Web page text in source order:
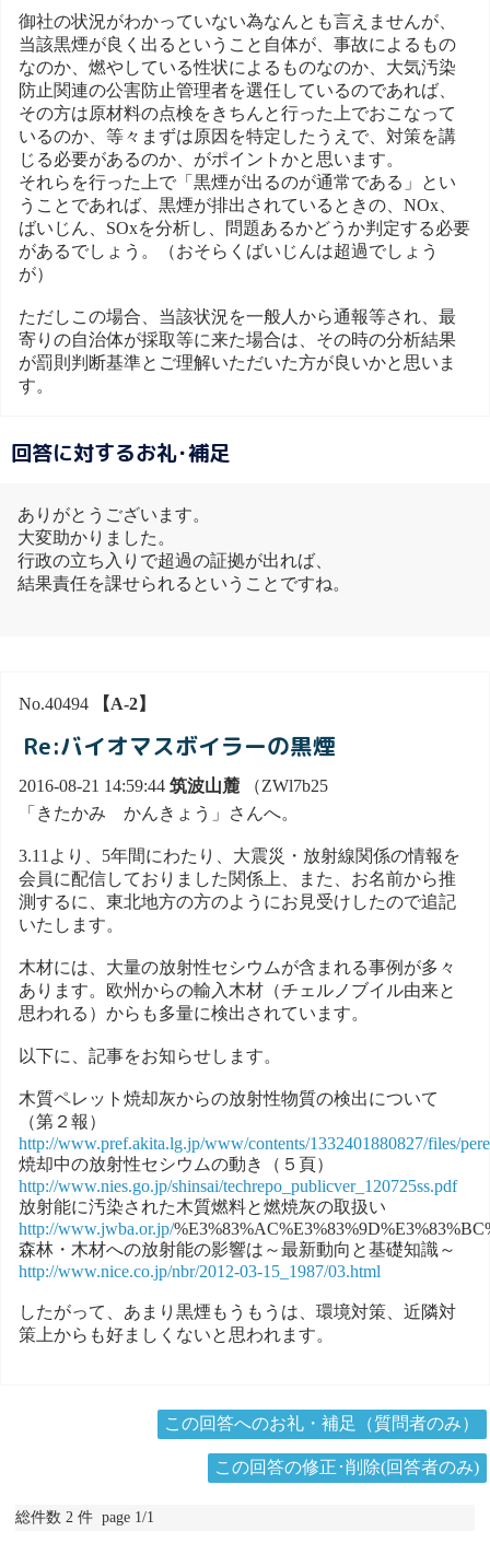
御社の状況がわかっていない為なんとも言えませんが、
当該黒煙が良く出るということ自体が、事故によるもの
なのか、燃やしている性状によるものなのか、大気汚染
防止関連の公害防止管理者を選任しているのであれば、
その方は原材料の点検をきちんと行った上でおこなって
いるのか、等々まずは原因を特定したうえで、対策を講
じる必要があるのか、がポイントかと思います。
それらを行った上で「黒煙が出るのが通常である」とい
うことであれば、黒煙が排出されているときの、NOx、
ばいじん、SOxを分析し、問題あるかどうか判定する必要
があるでしょう。（おそらくばいじんは超過でしょう
が）
ただしこの場合、当該状況を一般人から通報等され、最
寄りの自治体が採取等に来た場合は、その時の分析結果
が罰則判断基準とご理解いただいた方が良いかと思いま
す。
回答に対するお礼･補足
ありがとうございます。
大変助かりました。
行政の立ち入りで超過の証拠が出れば、
結果責任を課せられるということですね。
No.40494 【A-2】
Re:バイオマスボイラーの黒煙
2016-08-21 14:59:44 筑波山麓 （ZWl7b25
「きたかみ かんきょう」さんへ。
3.11より、5年間にわたり、大震災・放射線関係の情報を
会員に配信しておりました関係上、また、お名前から推
測するに、東北地方の方のようにお見受けしたので追記
いたします。
木材には、大量の放射性セシウムが含まれる事例が多々
あります。欧州からの輸入木材（チェルノブイル由来と
思われる）からも多量に検出されています。
以下に、記事をお知らせします。
木質ペレット焼却灰からの放射性物質の検出について
（第２報）
http://www.pref.akita.lg.jp/www/contents/1332401880827/files/
焼却中の放射性セシウムの動き（５頁）
http://www.nies.go.jp/shinsai/techrepo_publicver_120725ss.pdf
放射能に汚染された木質燃料と燃焼灰の取扱い
http://www.jwba.or.jp/
森林・木材への放射能の影響は～最新動向と基礎知識～
http://www.nice.co.jp/nbr/2012-03-15_1987/03.html
したがって、あまり黒煙もうもうは、環境対策、近隣対
策上からも好ましくないと思われます。
この回答へのお礼・補足（質問者のみ）
この回答の修正･削除(回答者のみ)
総件数 2 件 page 1/1